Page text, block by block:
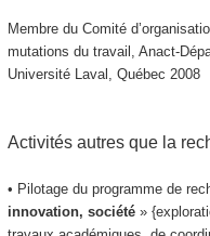
Membre du Comité
mutations du travail, Anact-
Université Laval, Québec 2008
Activités autres que la
• Pilotage du programme de
innovation, société»